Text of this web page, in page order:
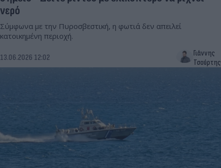
νερό
Σύμφωνα με την Πυροσβεστική, η φωτιά δεν απειλεί
κατοικημένη περιοχή.
13.06.2026 12:02
Γιάννης
Τσούρτης